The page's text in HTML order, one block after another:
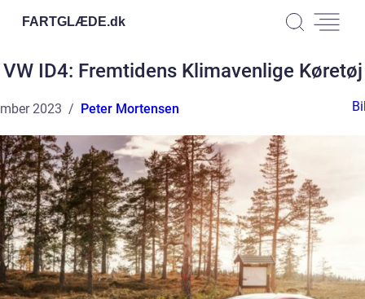
FARTGLÆDE.dk
VW ID4: Fremtidens Klimavenlige Køretøj
2023 Peter Mortensen